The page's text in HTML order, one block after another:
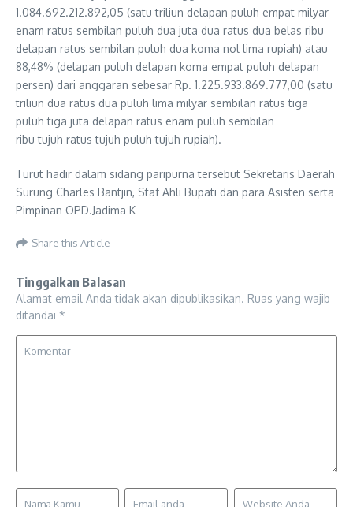
1.084.692.212.892,05 (satu triliun delapan puluh empat milyar
enam ratus sembilan puluh dua juta dua ratus dua belas ribu
delapan ratus sembilan puluh dua koma nol lima rupiah) atau
88,48% (delapan puluh delapan koma empat puluh delapan
persen) dari anggaran sebesar Rp. 1.225.933.869.777,00 (satu
triliun dua ratus dua puluh lima milyar sembilan ratus tiga
puluh tiga juta delapan ratus enam puluh sembilan
ribu tujuh ratus tujuh puluh tujuh rupiah).
Turut hadir dalam sidang paripurna tersebut Sekretaris Daerah
Surung Charles Bantjin, Staf Ahli Bupati dan para Asisten serta
Pimpinan OPD.Jadima K
Share this Article
Tinggalkan Balasan
Alamat email Anda tidak akan dipublikasikan. Ruas yang wajib
ditandai *